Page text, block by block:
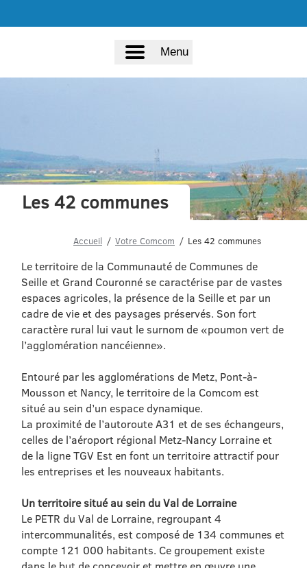
Menu
Les 42 communes
Accueil Votre Comcom Les 42 communes
Le territoire de la Communauté de Communes de
Seille et Grand Couronné se caractérise par de vastes
espaces agricoles, la présence de la Seille et par un
cadre de vie et des paysages préservés. Son fort
caractère rural lui vaut le surnom de «poumon vert de
l’agglomération nancéienne».
Entouré par les agglomérations de Metz, Pont-à-
Mousson et Nancy, le territoire de la Comcom est
situé au sein d’un espace dynamique.
La proximité de l’autoroute A31 et de ses échangeurs,
celles de l’aéroport régional Metz-Nancy Lorraine et
de la ligne TGV Est en font un territoire attractif pour
les entreprises et les nouveaux habitants.
Un territoire situé au sein du Val de Lorraine
Le PETR du Val de Lorraine, regroupant 4
intercommunalités, est composé de 134 communes et
compte 121 000 habitants. Ce groupement existe